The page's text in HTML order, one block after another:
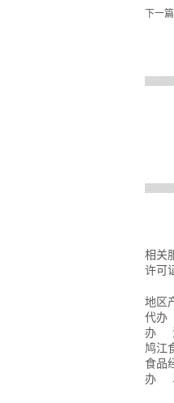
下一
相关
许可
地区
代办
办
鸠江
食品
办